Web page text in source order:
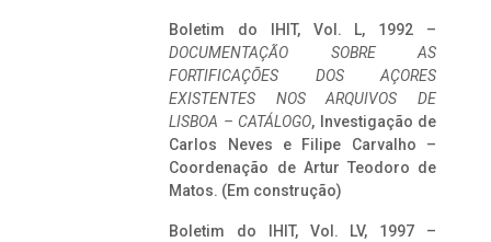
Boletim do IHIT, Vol. L, 1992 –
DOCUMENTAÇÃO SOBRE AS
FORTIFICAÇÕES DOS AÇORES
EXISTENTES NOS ARQUIVOS DE
LISBOA – CATÁLOGO, Investigação de
Carlos Neves e Filipe Carvalho –
Coordenação de Artur Teodoro de
Matos. (Em construção)
Boletim do IHIT, Vol. LV, 1997 –